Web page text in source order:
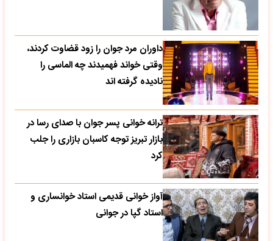
داوران مرد جوان را زود قضاوت کردند،
وقتی خواند فهمیدند چه الماسی را
نادیده گرفته اند
ترانه خوانی پسر جوان با صدای رسا در
بازار تبریز توجه کاسبان بازاری را جلب
کرد
آواز خوانی قدیمی استاد خوانساری و
استاد گپا در جوانی